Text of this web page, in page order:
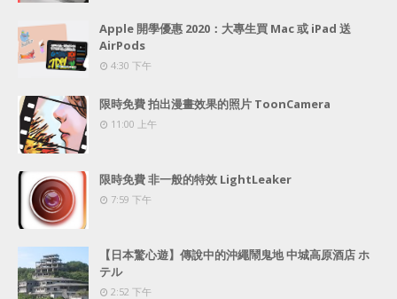
Apple 開學優惠 2020：大專生買 Mac 或 iPad 送
AirPods
4:30 下午
限時免費 拍出漫畫效果的照片 ToonCamera
11:00 上午
限時免費 非一般的特效 LightLeaker
7:59 下午
【日本驚心遊】傳說中的沖繩鬧鬼地 中城高原酒店 ホ
テル
2:52 下午